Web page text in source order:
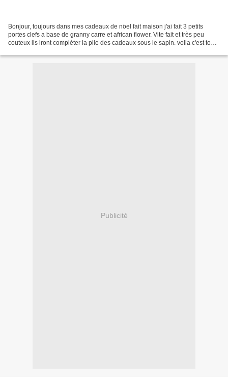
Bonjour, toujours dans mes cadeaux de nöel fait maison j'ai fait 3 petits
portes clefs a base de granny carre et african flower. Vite fait et très peu
couteux ils iront compléter la pile des cadeaux sous le sapin. voila c'est tout
Publicité